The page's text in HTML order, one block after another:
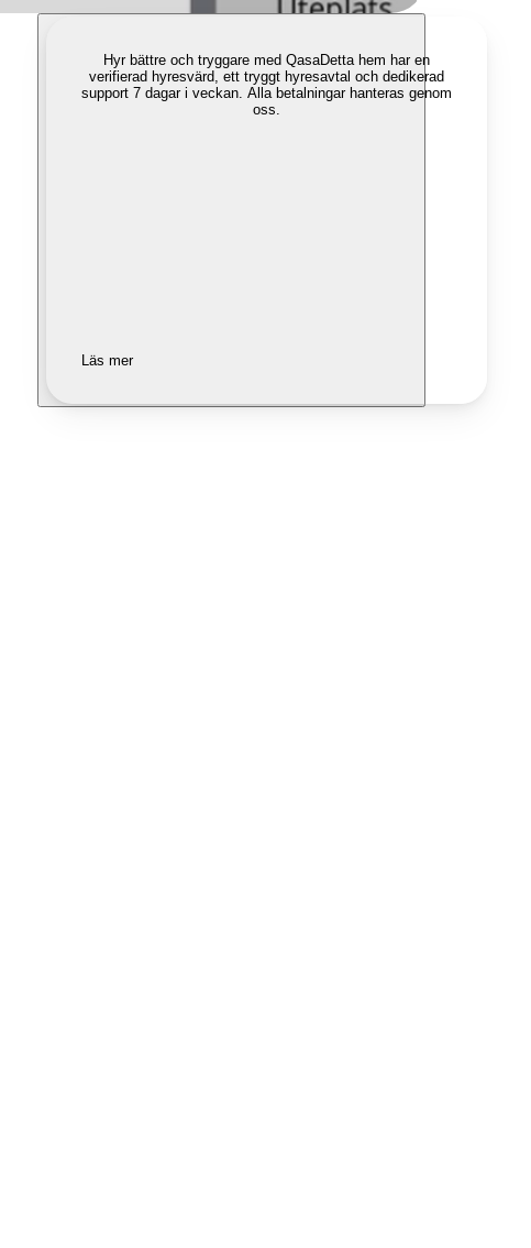
Hyr bättre och tryggare med QasaDetta hem har en
verifierad hyresvärd, ett tryggt hyresavtal och dedikerad
support 7 dagar i veckan. Alla betalningar hanteras genom
oss.
Läs mer